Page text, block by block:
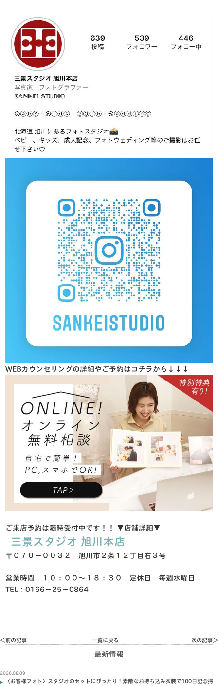
WEBカウンセリングの詳細やご予約はコチラから↓↓↓
ご来店予約は随時受付中です！！ ▼店舗詳細▼
三景スタジオ 旭川本店
〒０７０−００３２ 旭川市２条１２丁目右３号
営業時間 １０：００〜１８：３０ 定休日 毎週水曜日
TEL：0166−25−0864
＜前の記事 次の記事＞
一覧に戻る
最新情報
2026.08.09
〈お客様フォト〉スタジオのセットにぴったり！素敵なお持ち込み衣装で100日記念撮